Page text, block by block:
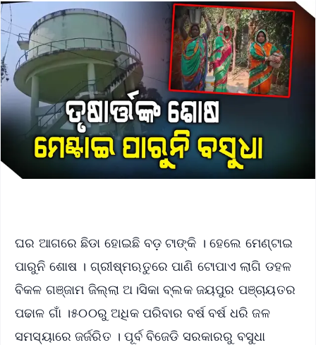
Argus Chalo Dekhein Apna Desh
ଘର ଆଗରେ ଛିଡା ହୋଇଛି ବଡ଼ ଟାଙ୍କି । ହେଲେ ମେଣ୍ଟାଇ
ପାରୁନି ଶୋଷ । ଗ୍ରୀଷ୍ମଋତୁରେ ପାଣି ଟୋପାଏ ଲାଗି ଡହଳ
ବିକଳ ଗଞ୍ଜାମ ଜିଲ୍ଲା ଅ।ସିକା ବ୍ଲକ ଜୟପୁର ପଞ୍ଚାୟତର
ପଢାଳ ଗାଁ ।୫୦୦ରୁ ଅଧିକ ପରିବାର ବର୍ଷ ବର୍ଷ ଧରି ଜଳ
ସମସ୍ୟାରେ ଜର୍ଜରିତ । ପୂର୍ବ ବିଜେଡି ସରକାରରୁ ବସୁଧା